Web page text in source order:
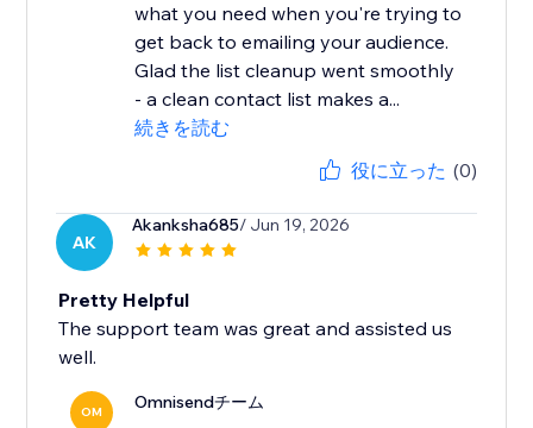
what you need when you're trying to
get back to emailing your audience.
Glad the list cleanup went smoothly
- a clean contact list makes a...
続きを読む
役に立った (0)
AK
Akanksha685/ Jun 19, 2026
Pretty Helpful
The support team was great and assisted us
well.
OM Omnisendチーム